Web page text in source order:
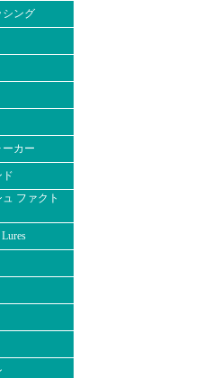
シング
ーカー
ド
ファクト